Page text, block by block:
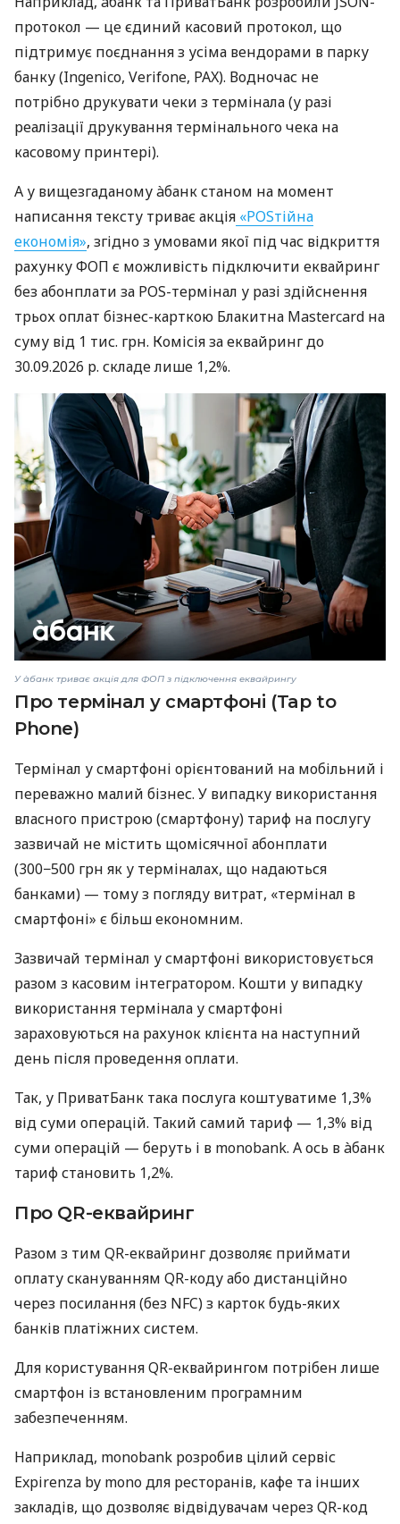
протокол — це єдиний касовий протокол, що
підтримує поєднання з усіма вендорами в парку
банку (Ingenico, Verifone, PAX). Водночас не
потрібно друкувати чеки з термінала (у разі
реалізації друкування термінального чека на
касовому принтері).
А у вищезгаданому àбанк станом на момент
написання тексту триває акція «POSтійна
економія», згідно з умовами якої під час відкриття
рахунку ФОП є можливість підключити еквайринг
без абонплати за POS-термінал у разі здійснення
трьох оплат бізнес-карткою Блакитна Mastercard на
суму від 1 тис. грн. Комісія за еквайринг до
30.09.2026 р. складе лише 1,2%.
У àбанк триває акція для ФОП з підключення еквайрингу
Про термінал у смартфоні (Tap to
Phone)
Термінал у смартфоні орієнтований на мобільний і
переважно малий бізнес. У випадку використання
власного пристрою (смартфону) тариф на послугу
зазвичай не містить щомісячної абонплати
(300−500 грн як у терміналах, що надаються
банками) — тому з погляду витрат, «термінал в
смартфоні» є більш економним.
Зазвичай термінал у смартфоні використовується
разом з касовим інтегратором. Кошти у випадку
використання термінала у смартфоні
зараховуються на рахунок клієнта на наступний
день після проведення оплати.
Так, у ПриватБанк така послуга коштуватиме 1,3%
від суми операцій. Такий самий тариф — 1,3% від
суми операцій — беруть і в monobank. А ось в àбанк
тариф становить 1,2%.
Про QR-еквайринг
Разом з тим QR-еквайринг дозволяє приймати
оплату скануванням QR-коду або дистанційно
через посилання (без NFC) з карток будь-яких
банків платіжних систем.
Для користування QR-еквайрингом потрібен лише
смартфон із встановленим програмним
забезпеченням.
Наприклад, monobank розробив цілий сервіс
Expirenza by mono для ресторанів, кафе та інших
закладів, що дозволяє відвідувачам через QR-код